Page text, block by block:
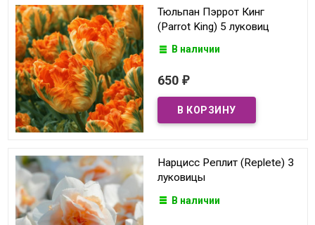
Тюльпан Пэррот Кинг
(Parrot King) 5 луковиц
В наличии
650 ₽
Нарцисс Реплит (Replete) 3
луковицы
В наличии